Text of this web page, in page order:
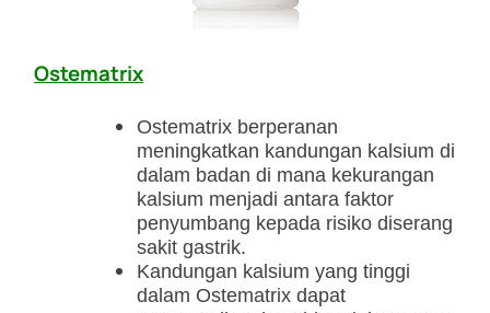
Ostematrix
Ostematrix berperanan
meningkatkan kandungan kalsium di
dalam badan di mana kekurangan
kalsium menjadi antara faktor
penyumbang kepada risiko diserang
sakit gastrik.
Kandungan kalsium yang tinggi
dalam Ostematrix dapat